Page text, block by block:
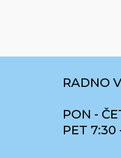
RADNO
PON -
PET 7:30